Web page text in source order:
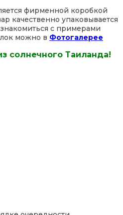
фирменной коробкой
качественно упаковывается
с примерами
можно в Фотогалерее
солнечного Таиланда!